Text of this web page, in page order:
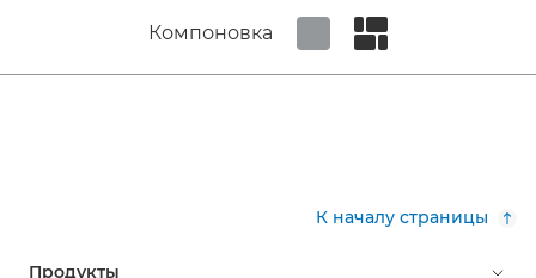
Компоновка
К началу страницы
Продукты